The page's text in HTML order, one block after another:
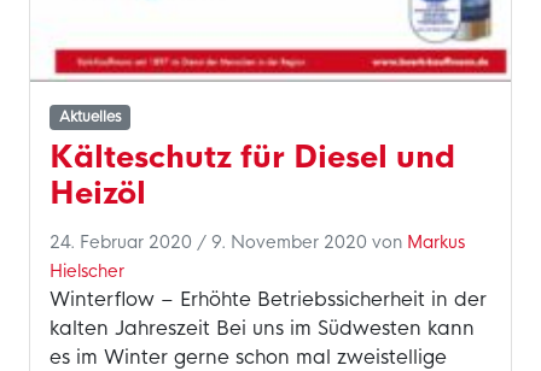
Aktuelles
Kälteschutz für Diesel und
Heizöl
24. Februar 2020 / 9. November 2020 von Markus
Hielscher
Winterflow – Erhöhte Betriebssicherheit in der
kalten Jahreszeit Bei uns im Südwesten kann
es im Winter gerne schon mal zweistellige